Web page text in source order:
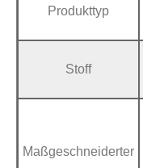
Produkttyp
Stoff
Maßgeschneiderter